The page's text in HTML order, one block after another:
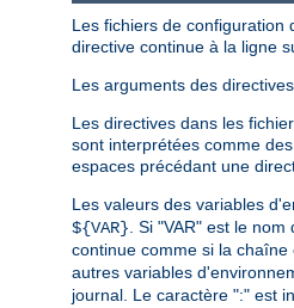
Les fichiers de configuration
directive continue à la ligne
Les arguments des
Les directives dans les
sont interprétées comme
espaces précédant une
Les valeurs des variables
${VAR} . Si "VAR" est le
continue comme si la
autres variables
journal. Le caractère ":" est